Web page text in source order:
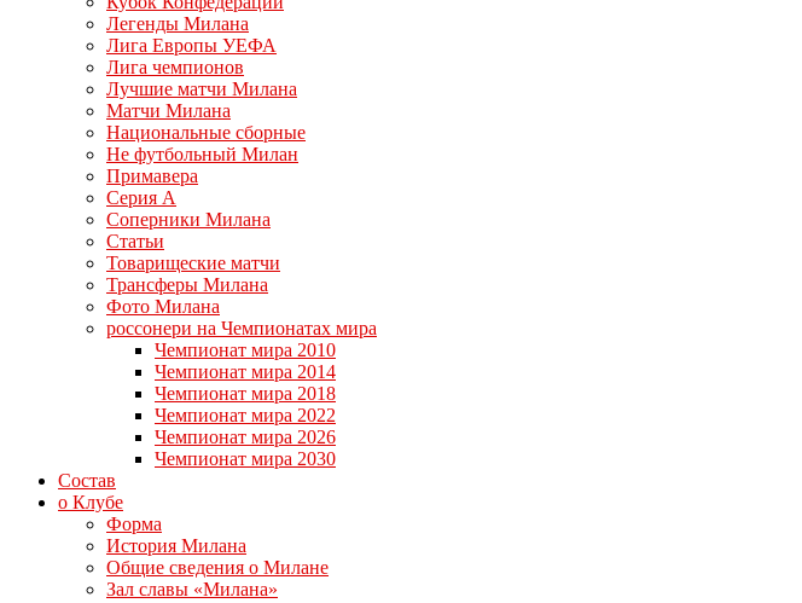
Легенды Милана
Лига Европы УЕФА
Лига чемпионов
Лучшие матчи Милана
Матчи Милана
Национальные сборные
Не футбольный Милан
Примавера
Серия А
Соперники Милана
Статьи
Товарищеские матчи
Трансферы Милана
Фото Милана
россонери на Чемпионатах мира
Чемпионат мира 2010
Чемпионат мира 2014
Чемпионат мира 2018
Чемпионат мира 2022
Чемпионат мира 2026
Чемпионат мира 2030
Состав
о Клубе
Форма
История Милана
Общие сведения о Милане
Зал славы «Милана»